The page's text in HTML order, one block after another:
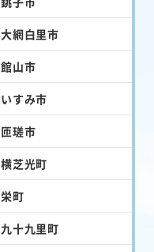
大網白里市
館山市
いすみ市
匝瑳市
横芝光町
栄町
九十九里町